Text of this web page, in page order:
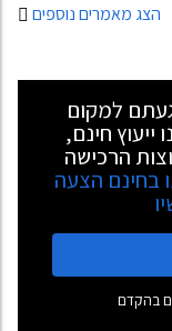
הצג מאמרים נוספים
למקום
ייעוץ חינם,
הרכישה
בחינם הצעה
בהקדם